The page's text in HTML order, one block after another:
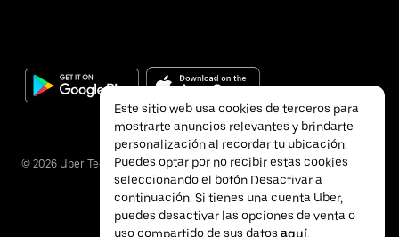
© 2026 Uber Technologies Inc.
Este sitio web usa cookies de terceros para
mostrarte anuncios relevantes y brindarte
personalización al recordar tu ubicación.
Puedes optar por no recibir estas cookies
seleccionando el botón Desactivar a
continuación. Si tienes una cuenta Uber,
puedes desactivar las opciones de venta o
uso compartido de sus datos aquí.